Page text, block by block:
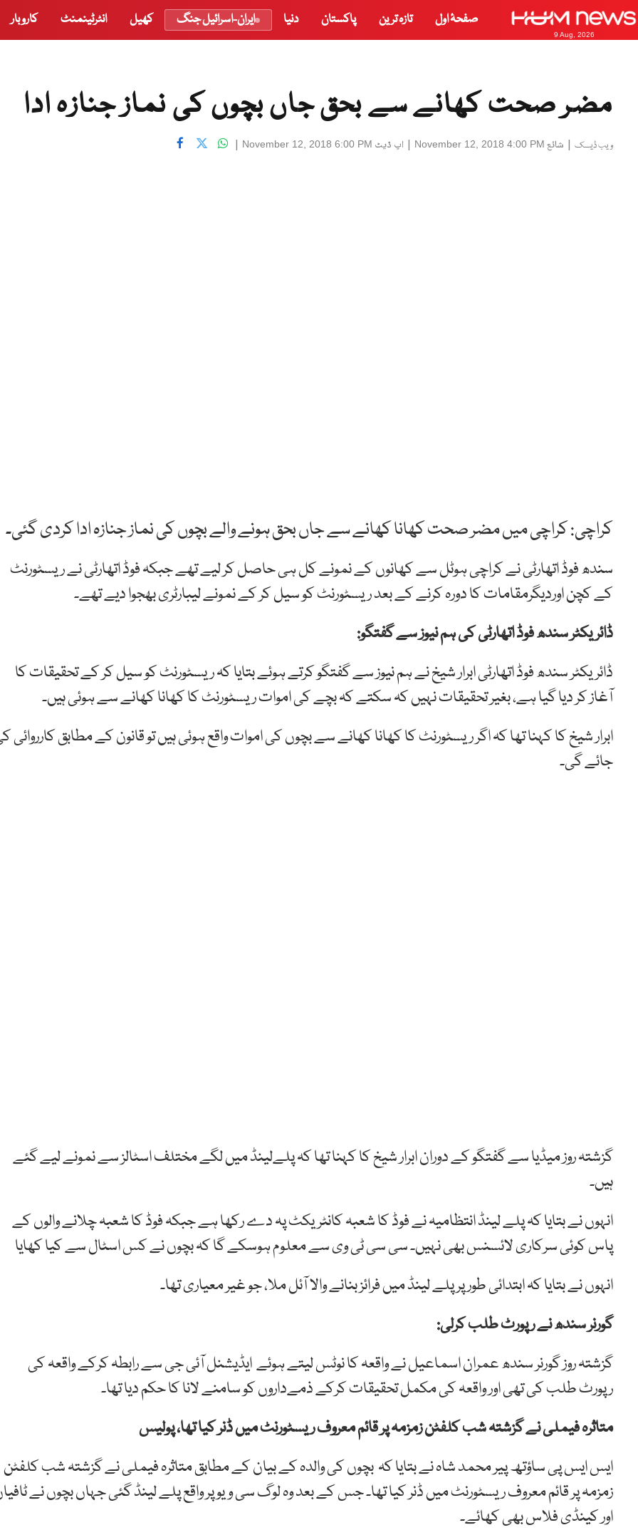
9 Aug, 2026
صفحۂ اول تازہ ترین پاکستان دنیا ایران-اسرائیل جنگ کھیل انٹرٹینمنٹ کاروبار
مضر صحت کھانے سے بحق جاں بچوں کی نماز جنازہ ادا
ویب ڈیسک | شائع November 12, 2018 4:00 PM
| اپ ڈیٹ November 12, 2018 6:00 PM
|
کراچی: کراچی میں مضر صحت کھانا کھانے سے جاں بحق ہونے والے بچوں کی نماز جنازہ ادا کردی گئی۔
سندھ فوڈ اتھارٹی نے کراچی ہوٹل سے کھانوں کے نمونے کل ہی حاصل کر لیے تھے جبکہ فوڈ اتھارٹی نے ریسٹورنٹ
کے کچن اوردیگرمقامات کا دورہ کرنے کے بعد ریسٹورنٹ کو سیل کر کے نمونے لیبارٹری بھجوا دیے تھے۔
ڈائریکٹر سندھ فوڈ اتھارٹی کی ہم نیوز سے گفتگو:
ڈائریکٹر سندھ فوڈ اتھارٹی ابرار شیخ نے ہم نیوز سے گفتگو کرتے ہوئے بتایا کہ ریسٹورنٹ کو سیل کر کے تحقیقات کا
آغاز کر دیا گیا ہے، بغیر تحقیقات نہیں کہ سکتے کہ بچے کی اموات ریسٹورنٹ کا کھانا کھانے سے ہوئی ہیں۔
ابرار شیخ کا کہنا تھا کہ اگر ریسٹورنٹ کا کھانا کھانے سے بچوں کی اموات واقع ہوئی ہیں تو قانون کے مطابق کارروائی
جائے گی۔
گزشتہ روز میڈیا سے گفتگو کے دوران ابرار شیخ کا کہنا تھا کہ پلےلینڈ میں لگے مختلف اسٹالز سے نمونے لیے گئے
ہیں۔
انہوں نے بتایا کہ پلے لینڈ انتظامیہ نے فوڈ کا شعبہ کانٹریکٹ پہ دے رکھا ہے جبکہ فوڈ کا شعبہ چلانے والوں کے
پاس کوئی سرکاری لائسنس بھی نہیں۔ سی سی ٹی وی سے معلوم ہوسکے گا کہ بچوں نے کس اسٹال سے کیا کھایا
انہوں نے بتایا کہ ابتدائی طور پر پلے لینڈ میں فرائز بنانے والا آئل ملا، جو غیر معیاری تھا۔
گورنر سندھ نے رپورٹ طلب کرلی:
گزشتہ روز گورنر سندھ عمران اسماعیل نے واقعہ کا نوٹس لیتے ہوئے ایڈیشنل آئی جی سے رابطہ کرکے واقعہ کی
رپورٹ طلب کی تھی اور واقعہ کی مکمل تحقیقات کرکے ذمےداروں کو سامنے لانا کا حکم دیا تھا۔
متاثرہ فیملی نے گزشتہ شب کلفٹن زمزمہ پر قائم معروف ریسٹورنٹ میں ڈنر کیا تھا، پولیس
ایس ایس پی ساؤتھ پیر محمد شاہ نے بتایا کہ بچوں کی والدہ کے بیان کے مطابق متاثرہ فیملی نے گزشتہ شب کلفٹن
زمزمہ پر قائم معروف ریسٹورنٹ میں ڈنر کیا تھا۔ جس کے بعد وہ لوگ سی ویو پر واقع پلے لینڈ گئی جہاں بچوں نے
اور کینڈی فلاس بھی کھائے۔